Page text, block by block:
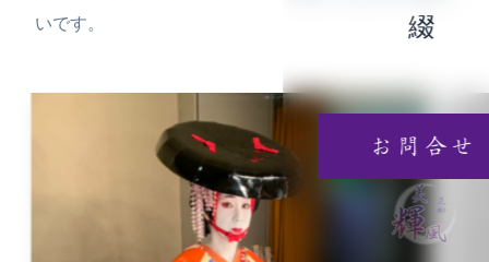
綴
お問合せ
いです。